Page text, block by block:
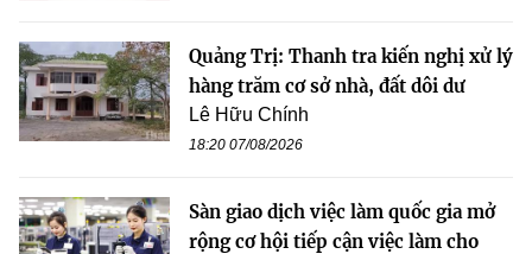
Quảng Trị: Thanh tra kiến nghị xử lý
hàng trăm cơ sở nhà, đất dôi dư
Lê Hữu Chính
18:20 07/08/2026
Sàn giao dịch việc làm quốc gia mở
rộng cơ hội tiếp cận việc làm cho